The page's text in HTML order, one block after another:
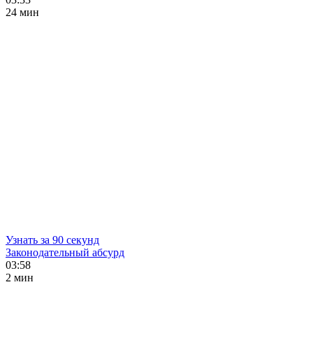
24 мин
Узнать за 90 секунд
Законодательный абсурд
03:58
2 мин